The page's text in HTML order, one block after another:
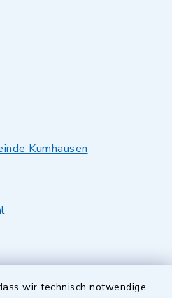
wir technisch notwendige
Kumhausen